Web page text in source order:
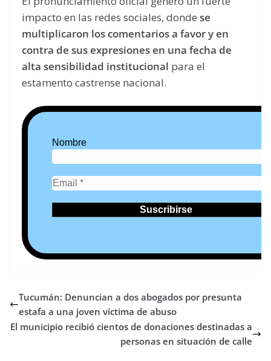
impacto en las redes sociales, donde se
multiplicaron los comentarios a favor y en
contra de sus expresiones en una fecha de
alta sensibilidad institucional para el
estamento castrense nacional.
Nombre
Tucumán: Denuncian a dos abogados por presunta
estafa a una joven víctima de abuso
El municipio recibió cientos de donaciones destinadas a
personas en situación de calle